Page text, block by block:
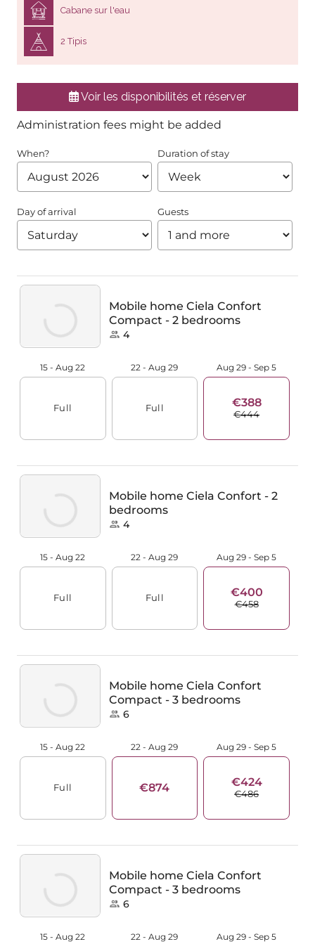
Cabane sur l'eau
2 Tipis
Voir les disponibilités et réserver